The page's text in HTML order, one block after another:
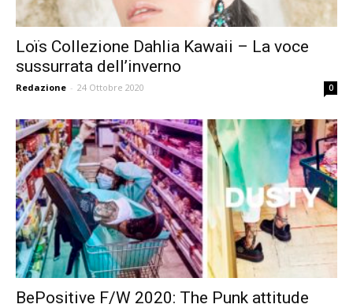
Loïs Collezione Dahlia Kawaii – La voce
sussurrata dell’inverno
Redazione - 24 Ottobre 2020 0
BePositive F/W 2020: The Punk attitude